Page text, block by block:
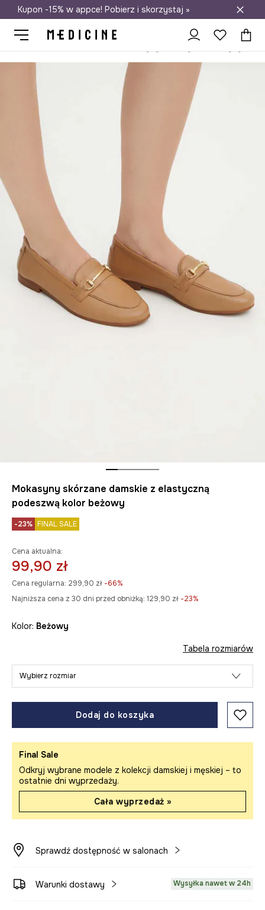
Darmowa dostawa do salonów
Kupon -15% w appce! Pobierz i skorzystaj »
Mokasyny skórzane damskie z elastyczną
podeszwą kolor beżowy
-23% FINAL SALE
Cena aktualna:
99,90 zł
Cena regularna: 299,90 zł -66%
Najniższa cena z 30 dni przed obniżką: 129,90 zł -23%
Kolor: beżowy
Tabela rozmiarów
Wybierz rozmiar
Dodaj do koszyka
Final Sale
Odkryj wybrane modele z kolekcji damskiej i męskiej – to
ostatnie dni wyprzedaży.
Cała wyprzedaż »
Sprawdź dostępność w salonach
Warunki dostawy Wysyłka nawet w 24h